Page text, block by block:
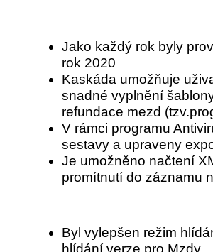
Jako každý rok byly
rok 2020
Kaskáda umožňuje
snadné vyplnění
refundace mezd
V rámci programu
sestavy a upraveny
Je umožněno načtení
promítnutí do záznamu
Byl vylepšen režim
hlídání verze pro Mzdy